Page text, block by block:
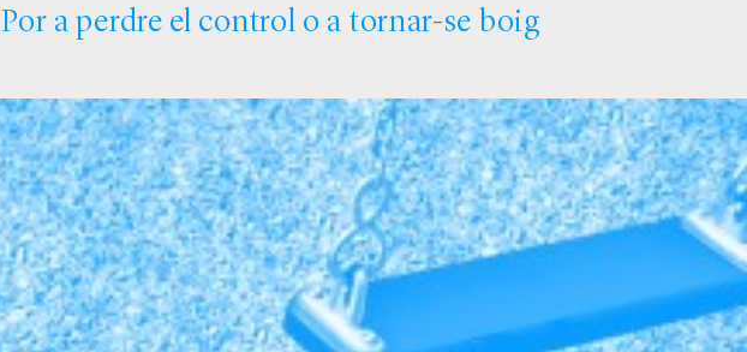
Por a perdre el control o a tornar-se boig